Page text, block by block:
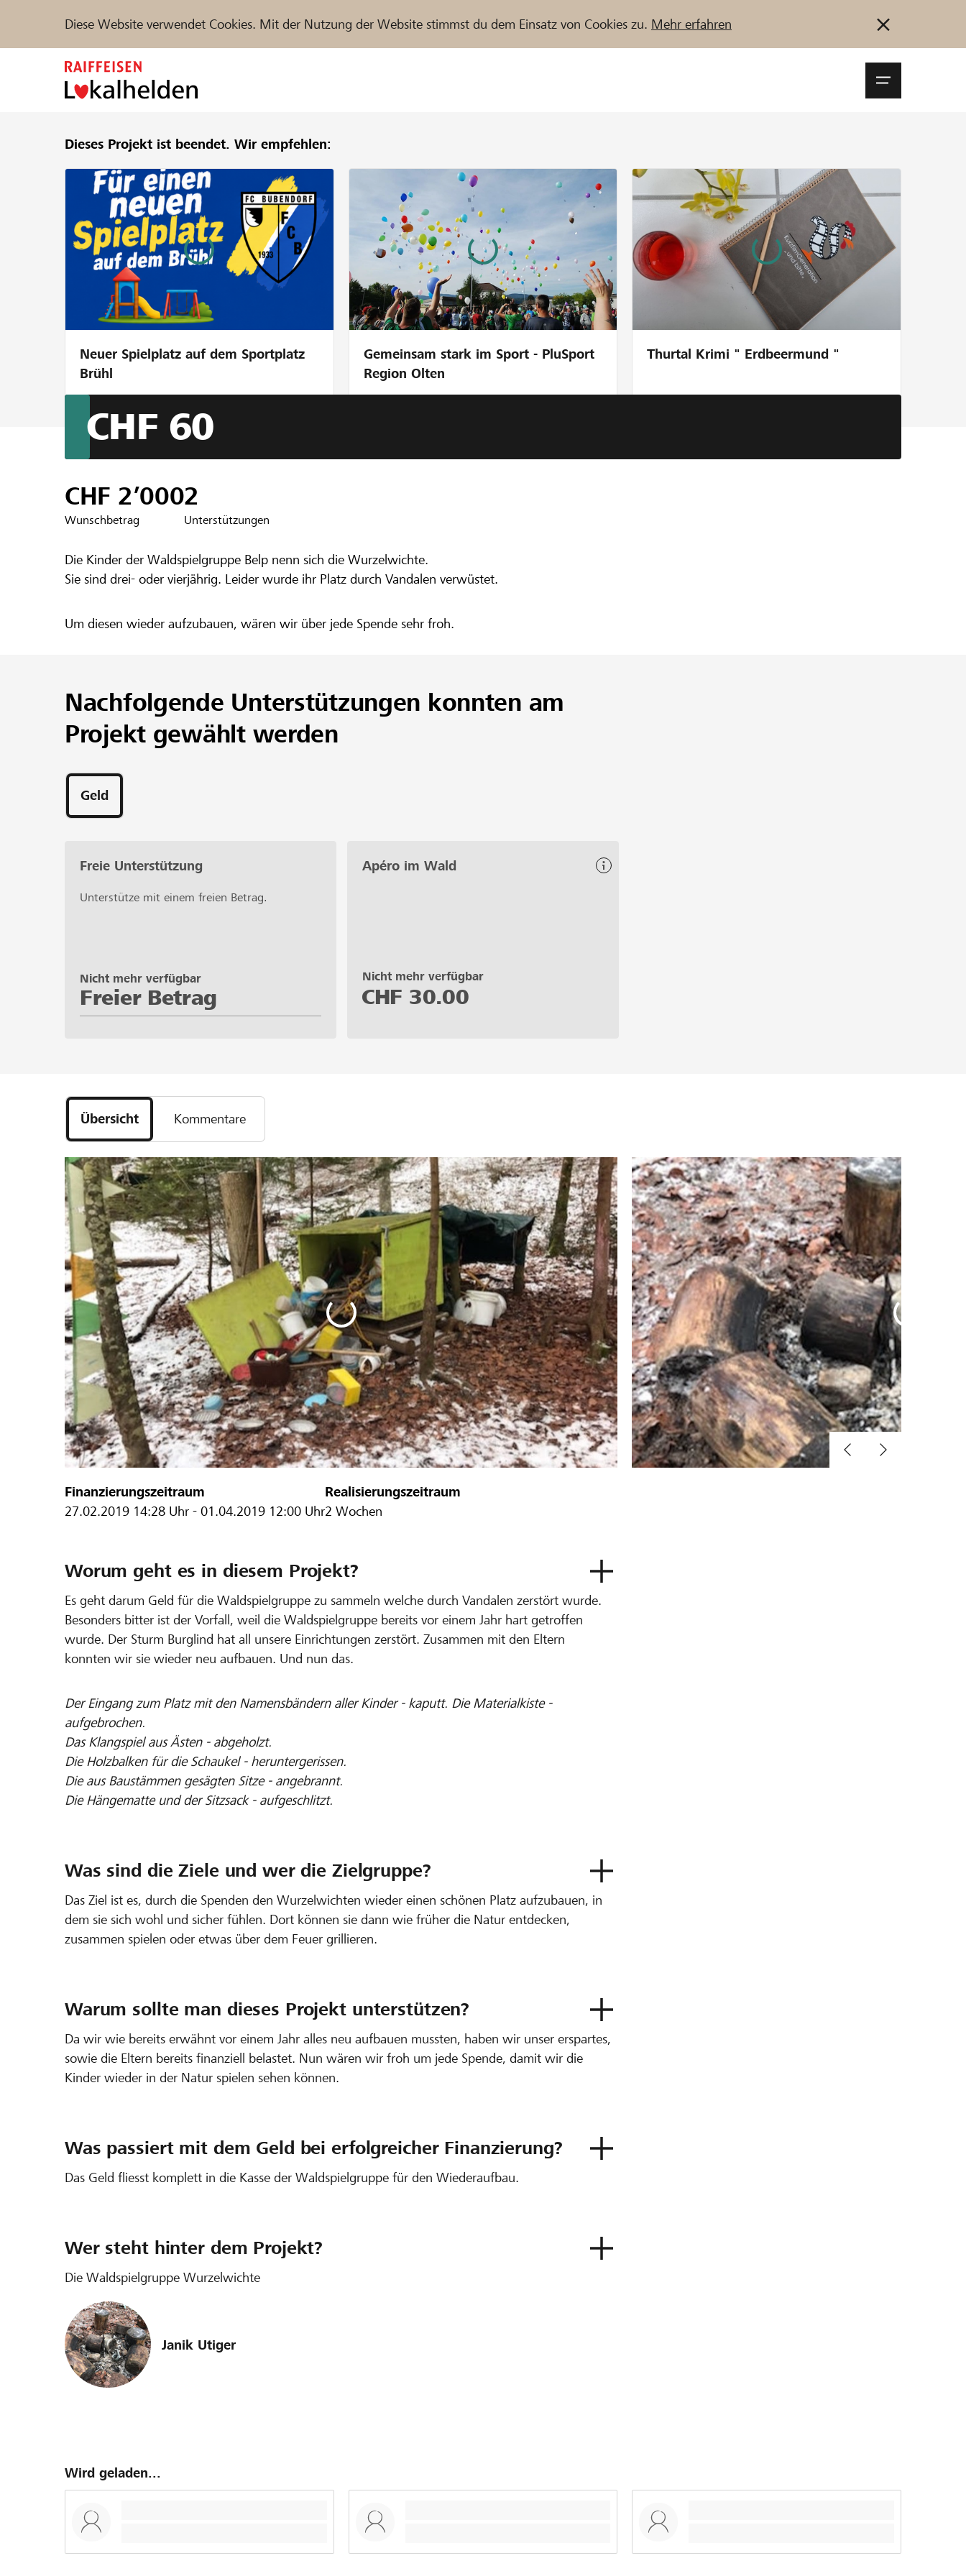
Diese Website verwendet Cookies. Mit der Nutzung der Website stimmst du dem Einsatz von Cookies zu. Mehr erfahren
Unterstützen Hilfe & Support Partner / Raiffeisenbank
Projekte und Organisationen finden Jetzt starten
FR IT
Dieses Projekt ist beendet. Wir empfehlen:
Neuer Spielplatz auf dem Sportplatz
Brühl
Gemeinsam stark im Sport - PluSport
Region Olten
Thurtal Krimi " Erdbeermund "
Wiederaufbau Waldspielgruppe
Ein Projekt aus der Region derRaiffeisenbank Gürbe
Die Kinder der Waldspielgruppe Belp nenn sich die Wurzelwichte.
Sie sind drei- oder vierjährig. Leider wurde ihr Platz durch Vandalen verwüstet.
Um diesen wieder aufzubauen, wären wir über jede Spende sehr froh.
CHF 60
CHF 2’000
Wunschbetrag
2
Unterstützungen
Nachfolgende Unterstützungen konnten am
Projekt gewählt werden
Geld
Freie Unterstützung
Unterstütze mit einem freien Betrag.
Freier Betrag
Nicht mehr verfügbar
Apéro im Wald
Nicht mehr verfügbar
CHF 30.00
Übersicht Kommentare
Finanzierungszeitraum
27.02.2019 14:28 Uhr - 01.04.2019 12:00 Uhr
Realisierungszeitraum
2 Wochen
Worum geht es in diesem Projekt?
Es geht darum Geld für die Waldspielgruppe zu sammeln welche durch Vandalen zerstört wurde.
Besonders bitter ist der Vorfall, weil die Waldspielgruppe bereits vor einem Jahr hart getroffen
wurde. Der Sturm Burglind hat all unsere Einrichtungen zerstört. Zusammen mit den Eltern
konnten wir sie wieder neu aufbauen. Und nun das.
Der Eingang zum Platz mit den Namensbändern aller Kinder - kaputt. Die Materialkiste -
aufgebrochen.
Das Klangspiel aus Ästen - abgeholzt.
Die Holzbalken für die Schaukel - heruntergerissen.
Die aus Baustämmen gesägten Sitze - angebrannt.
Die Hängematte und der Sitzsack - aufgeschlitzt.
Was sind die Ziele und wer die Zielgruppe?
Das Ziel ist es, durch die Spenden den Wurzelwichten wieder einen schönen Platz aufzubauen, in
dem sie sich wohl und sicher fühlen. Dort können sie dann wie früher die Natur entdecken,
zusammen spielen oder etwas über dem Feuer grillieren.
Warum sollte man dieses Projekt unterstützen?
Da wir wie bereits erwähnt vor einem Jahr alles neu aufbauen mussten, haben wir unser erspartes,
sowie die Eltern bereits finanziell belastet. Nun wären wir froh um jede Spende, damit wir die
Kinder wieder in der Natur spielen sehen können.
Was passiert mit dem Geld bei erfolgreicher Finanzierung?
Das Geld fliesst komplett in die Kasse der Waldspielgruppe für den Wiederaufbau.
Wer steht hinter dem Projekt?
Die Waldspielgruppe Wurzelwichte
Janik Utiger
Wird geladen...